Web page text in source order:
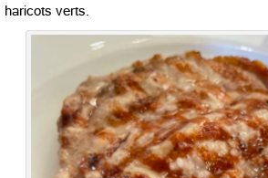
haricots verts.